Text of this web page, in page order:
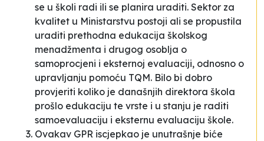
se u školi radi ili se planira uraditi. Sektor za
kvalitet u Ministarstvu postoji ali se propustila
uraditi prethodna edukacija školskog
menadžmenta i drugog osoblja o
samoprocjeni i eksternoj evaluaciji, odnosno o
upravljanju pomoću TQM. Bilo bi dobro
provjeriti koliko je današnjih direktora škola
prošlo edukaciju te vrste i u stanju je raditi
samoevaluaciju i eksternu evaluaciju škole.
Ovakav GPR iscjepkao je unutrašnje biće